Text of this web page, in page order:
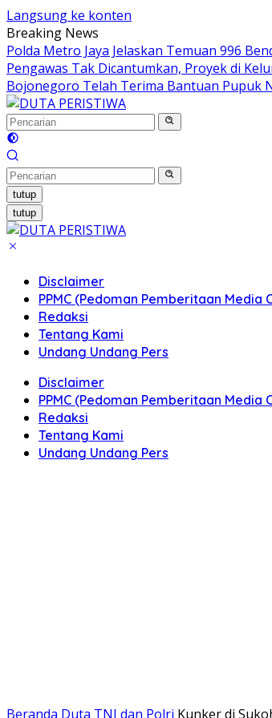
Langsung ke konten
Breaking News
Polda Metro Jaya Jelaskan Temuan 996
Pengawas Tak Dicantumkan, Proyek di
Bojonegoro Telah Terima Bantuan Pupuk
tutup
tutup
Disclaimer
PPMC (Pedoman Pemberitaan Media
Redaksi
Tentang Kami
Undang Undang Pers
Disclaimer
PPMC (Pedoman Pemberitaan Media
Redaksi
Tentang Kami
Undang Undang Pers
Beranda Duta TNI dan Polri Kunker di